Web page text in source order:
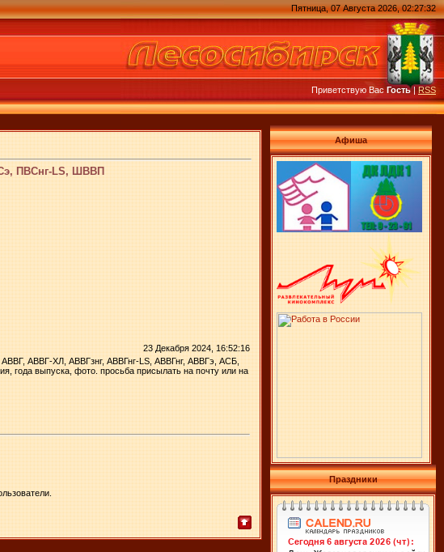
Пятница, 07 Августа 2026, 02:27:32
Приветствую ВасГость|RSS
ПВСнг-LS, ШВВП
23 Декабря 2024, 16:52:16
АВВГ-ХЛ, АВВГзнг, АВВГнг-LS, АВВГнг, АВВГэ, АСБ,
выпуска, фото. просьба присылать на почту или на
Афиша
Праздники